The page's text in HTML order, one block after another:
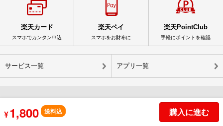
¥1,800 送料込 購入に進む
楽天カード
スマホでカンタン申込
楽天ペイ
スマホをお財布に
楽天PointClub
手軽にポイントを確認
サービス一覧 アプリ一覧